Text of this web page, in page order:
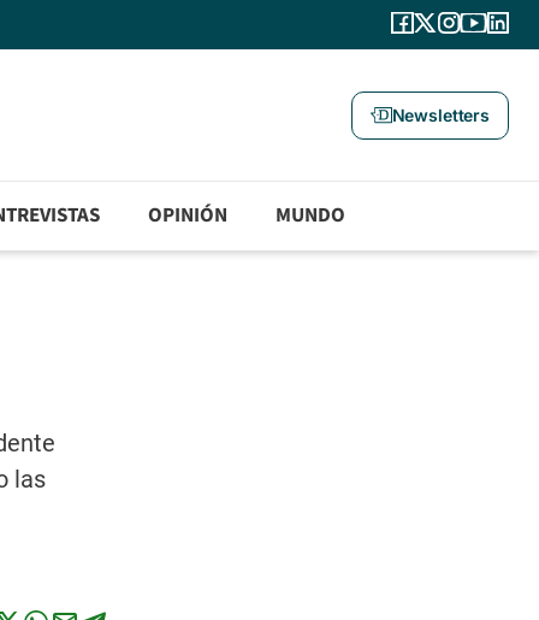
Newsletters
OPINIÓN MUNDO
las